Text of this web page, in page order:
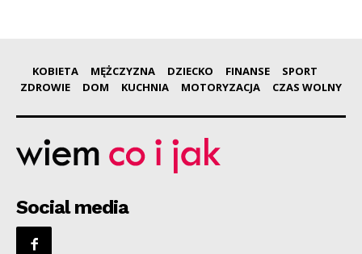
KOBIETA MĘŻCZYZNA DZIECKO FINANSE
SPORT
ZDROWIE
DOM KUCHNIA MOTORYZACJA CZAS WOLNY
Social media